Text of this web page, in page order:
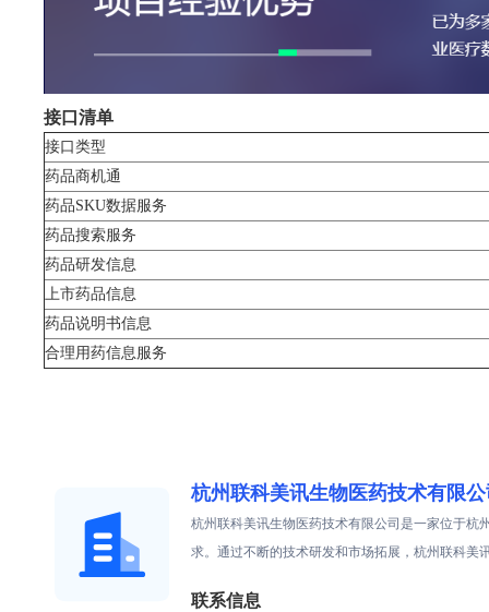
接口清单
接口类型
药品商机通
药品SKU数据服务
药品搜索服务
药品研发信息
上市药品信息
药品说明书信息
合理用药信息服务
杭州联科美讯生物医药技术有限公
杭州联科美讯生物医药技术有限公司是一家位于杭
求。通过不断的技术研发和市场拓展，杭州联科美
联系信息